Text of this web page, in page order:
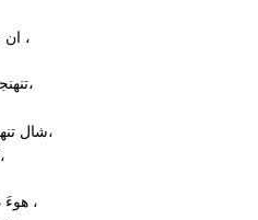
ان جي ٻولي ۽ لولي تان صدقي وڃان ،
تنهنجي ماڻهن کي سيني ۾ سانڍيو وتان،
شال تنهنجي ئي ڪک مان پيو هر هر ڄمان،
کير تنهنجون پيئان ،وير تنهنجو وٺان،
هوءَ ڪينجھر رُسي ڪيئن جا رُسڻي نه آ ،